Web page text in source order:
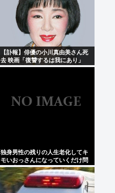
【訃報】俳優の小川真由美さん死
去 映画「復讐するは我にあり」
独身男性の残りの人生老化してキ
モいおっさんになっていくだけ問
題が悲惨すぎると話題にwww